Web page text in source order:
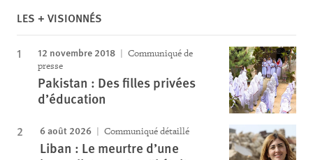
LES + VISIONNÉS
12 novembre 2018
Communiqué de
presse
Pakistan : Des filles privées
d’éducation
6 août 2026 Communiqué détaillé
Liban : Le meurtre d’une